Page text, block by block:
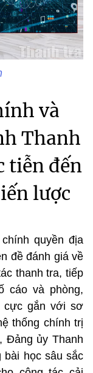
và
Thanh
tiễn đến
lược
quyền địa
đề đánh giá về
thanh tra, tiếp
cáo và phòng,
cực gắn với sơ
thống chính trị
Đảng ủy Thanh
học sâu sắc